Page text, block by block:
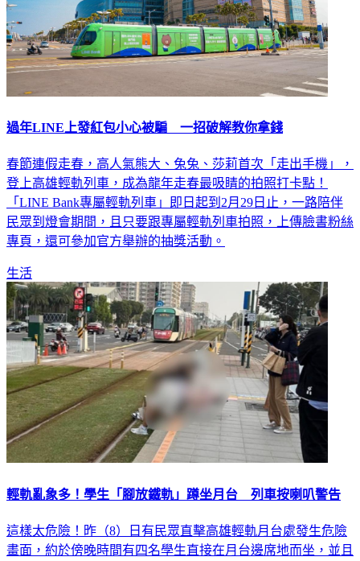
過年LINE上發紅包小心被騙 一招破解教你拿錢
春節連假走春，高人氣熊大、兔兔、莎莉首次「走出手機」，
登上高雄輕軌列車，成為龍年走春最吸睛的拍照打卡點！
「LINE Bank專屬輕軌列車」即日起到2月29日止，一路陪伴
民眾到燈會期間，且只要跟專屬輕軌列車拍照，上傳臉書粉絲
專頁，還可參加官方舉辦的抽獎活動。
生活
輕軌亂象多！學生「腳放鐵軌」蹲坐月台 列車按喇叭警告
這樣太危險！昨（8）日有民眾直擊高雄輕軌月台處發生危險
畫面，約於傍晚時間有四名學生直接在月台邊席地而坐，並且